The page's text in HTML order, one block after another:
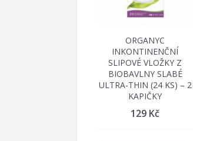
ORGANYC
INKONTINENČNÍ
SLIPOVÉ VLOŽKY Z
BIOBAVLNY SLABÉ
ULTRA-THIN (24 KS) – 2
KAPIČKY
129 Kč